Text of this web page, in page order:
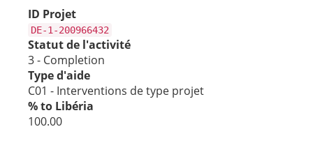
ID Projet
DE-1-200966432
Statut de l'activité
3 - Completion
Type d'aide
C01 - Interventions de type projet
% to Libéria
100.00